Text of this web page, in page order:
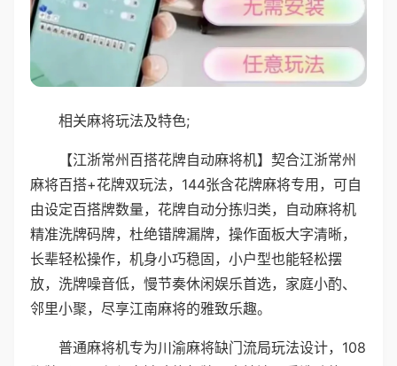
相关麻将玩法及特色;
【江浙常州百搭花牌自动麻将机】契合江浙常州
麻将百搭+花牌双玩法，144张含花牌麻将专用，可自
由设定百搭牌数量，花牌自动分拣归类，自动麻将机
精准洗牌码牌，杜绝错牌漏牌，操作面板大字清晰，
长辈轻松操作，机身小巧稳固，小户型也能轻松摆
放，洗牌噪音低，慢节奏休闲娱乐首选，家庭小酌、
邻里小聚，尽享江南麻将的雅致乐趣。
普通麻将机专为川渝麻将缺门流局玩法设计，108